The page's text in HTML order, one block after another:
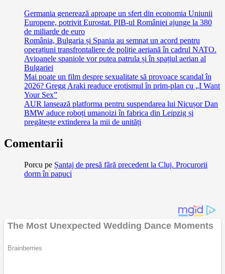
Germania generează aproape un sfert din economia Uniunii
Europene, potrivit Eurostat. PIB-ul României ajunge la 380
de miliarde de euro
România, Bulgaria și Spania au semnat un acord pentru
operațiuni transfrontaliere de poliție aeriană în cadrul NATO.
Avioanele spaniole vor putea patrula și în spațiul aerian al
Bulgariei
Mai poate un film despre sexualitate să provoace scandal în
2026? Gregg Araki readuce erotismul în prim-plan cu „I Want
Your Sex”
AUR lansează platforma pentru suspendarea lui Nicușor Dan
BMW aduce roboți umanoizi în fabrica din Leipzig și
pregătește extinderea la mii de unități
Comentarii
Porcu pe Șantaj de presă fără precedent la Cluj. Procurorii
dorm în papuci